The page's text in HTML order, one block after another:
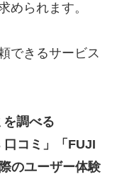
められます。
できるサービス
調べる
コミ」「FUJI
のユーザー体験